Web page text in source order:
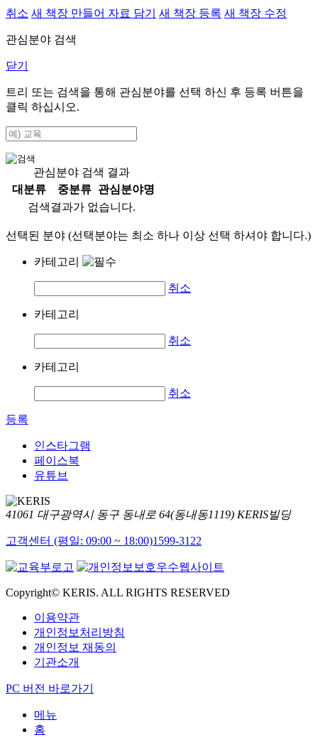
취소 새 책장 만들어 자료 담기 새 책장 등록 새 책장 수정
관심분야 검색
닫기
트리 또는 검색을 통해 관심분야를 선택 하신 후 등록 버튼을
클릭 하십시오.
관심분야 검색 결과
대분류
중분류
관심분야명
검색결과가 없습니다.
선택된 분야 (선택분야는 최소 하나 이상 선택 하셔야 합니다.)
카테고리
취소
카테고리
취소
카테고리
취소
등록
인스타그램
페이스북
유튜브
41061 대구광역시 동구 동내로 64(동내동1119) KERIS빌딩
고객센터 (평일: 09:00 ~ 18:00)1599-3122
Copyright© KERIS. ALL RIGHTS RESERVED
이용약관
개인정보처리방침
개인정보 재동의
기관소개
PC 버전 바로가기
메뉴
홈